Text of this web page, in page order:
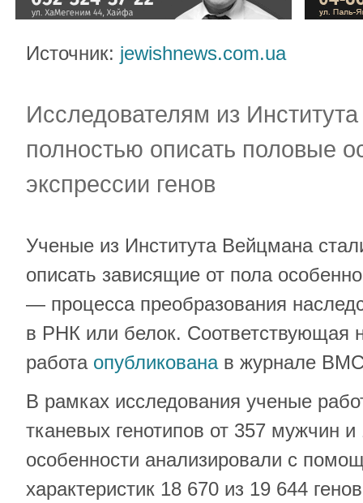
Источник: jewishnews.com.ua
Исследователям из
полностью описать половые
экспрессии генов
Ученые из Института Вейцмана
описать зависящие от пола
— процесса преобразования
в РНК или белок. Соответствующая
работа опубликованав журнале
В рамках исследования ученые
тканевых генотипов от 357 мужчин
особенности анализировали с
характеристик 18 670 из 19 644